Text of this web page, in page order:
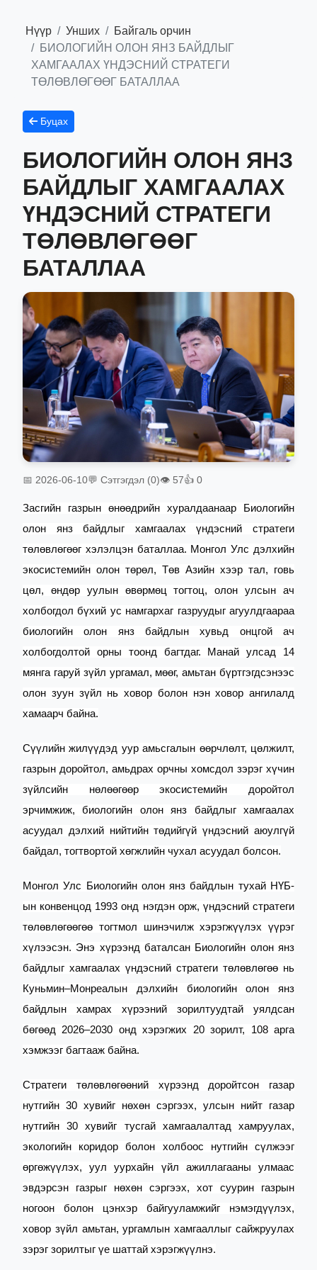
Нүүр Унших
Байгаль орчин
БИОЛОГИЙН ОЛОН ЯНЗ БАЙДЛЫГ
ХАМГААЛАХ ҮНДЭСНИЙ СТРАТЕГИ
ТӨЛӨВЛӨГӨӨГ БАТАЛЛАА
Буцах
БИОЛОГИЙН ОЛОН ЯНЗ
БАЙДЛЫГ ХАМГААЛАХ
ҮНДЭСНИЙ СТРАТЕГИ
ТӨЛӨВЛӨГӨӨГ
БАТАЛЛАА
📅 2026-06-10💬 Сэтгэгдэл (0)👁 57👍 0
Засгийн газрын өнөөдрийн хуралдаанаар Биологийн
олон янз байдлыг хамгаалах үндэсний стратеги
төлөвлөгөөг хэлэлцэн баталлаа. Монгол Улс дэлхийн
экосистемийн олон төрөл, Төв Азийн хээр тал, говь
цөл, өндөр уулын өвөрмөц тогтоц, олон улсын ач
холбогдол бүхий ус намгархаг газруудыг агуулдгаараа
биологийн олон янз байдлын хувьд онцгой ач
холбогдолтой орны тоонд багтдаг. Манай улсад 14
мянга гаруй зүйл ургамал, мөөг, амьтан бүртгэгдсэнээс
олон зуун зүйл нь ховор болон нэн ховор ангилалд
хамаарч байна.
Сүүлийн жилүүдэд уур амьсгалын өөрчлөлт, цөлжилт,
газрын доройтол, амьдрах орчны хомсдол зэрэг хүчин
зүйлсийн нөлөөгөөр экосистемийн доройтол
эрчимжиж, биологийн олон янз байдлыг хамгаалах
асуудал дэлхий нийтийн төдийгүй үндэсний аюулгүй
байдал, тогтвортой хөгжлийн чухал асуудал болсон.
Монгол Улс Биологийн олон янз байдлын тухай НҮБ-
ын конвенцод 1993 онд нэгдэн орж, үндэсний стратеги
төлөвлөгөөгөө тогтмол шинэчилж хэрэгжүүлэх үүрэг
хүлээсэн. Энэ хүрээнд баталсан Биологийн олон янз
байдлыг хамгаалах үндэсний стратеги төлөвлөгөө нь
Куньмин–Монреалын дэлхийн биологийн олон янз
байдлын хамрах хүрээний зорилтуудтай уялдсан
бөгөөд 2026–2030 онд хэрэгжих 20 зорилт, 108 арга
хэмжээг багтааж байна.
Стратеги төлөвлөгөөний хүрээнд доройтсон газар
нутгийн 30 хувийг нөхөн сэргээх, улсын нийт газар
нутгийн 30 хувийг тусгай хамгаалалтад хамруулах,
экологийн коридор болон холбоос нутгийн сүлжээг
өргөжүүлэх, уул уурхайн үйл ажиллагааны улмаас
эвдэрсэн газрыг нөхөн сэргээх, хот суурин газрын
ногоон болон цэнхэр байгууламжийг нэмэгдүүлэх,
ховор зүйл амьтан, ургамлын хамгааллыг сайжруулах
зэрэг зорилтыг үе шаттай хэрэгжүүлнэ.